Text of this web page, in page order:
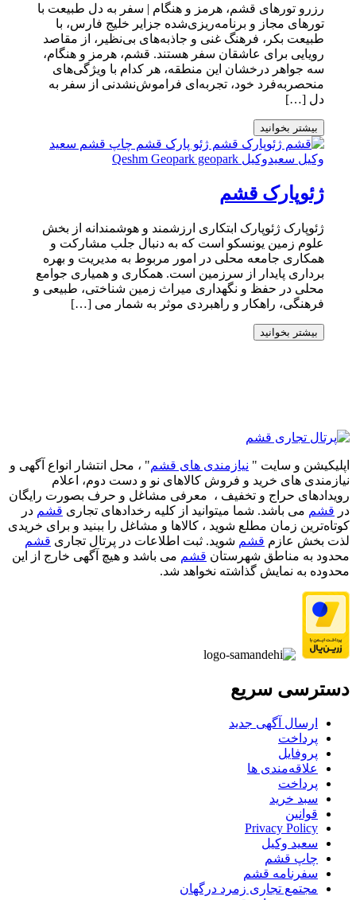
رزرو تورهای قشم، هرمز و هنگام | سفر به دل طبیعت با
تورهای مجاز و برنامه‌ریزی‌شده جزایر خلیج فارس، با
طبیعت بکر، فرهنگ غنی و جاذبه‌های بی‌نظیر، از مقاصد
رویایی برای عاشقان سفر هستند. قشم، هرمز و هنگام،
سه جواهر درخشان این منطقه، هر کدام با ویژگی‌های
منحصربه‌فرد خود، تجربه‌ای فراموش‌نشدنی از سفر به
دل […]
بیشتر بخوانید
ژئوپارک قشم
ژئوپارک ژئوپارک ابتکاری ارزشمند و هوشمندانه از بخش
علوم زمین یونسکو است که به دنبال جلب مشارکت و
همکاری جامعه محلی در امور مربوط به مدیریت و بهره
برداری پایدار از سرزمین است. همکاری و همیاری جوامع
محلی در حفظ و نگهداری میراث زمین شناختی، طبیعی و
فرهنگی، راهکار و راهبردی موثر به شمار می […]
بیشتر بخوانید
اپلیکیشن و سایت " نیازمندی های قشم" ، محل انتشار انواع آگهی و
نیازمندی های خرید و فروش کالاهای نو و دست‌ دوم، اعلام
رویدادهای حراج و تخفیف ، معرفی مشاغل و حرف بصورت رایگان
در قشم می باشد. شما میتوانید از کلیه رخدادهای تجاری قشم در
کوتاه‌ترین زمان مطلع شوید ، کالاها و مشاغل را ببنید و برای خریدی
لذت بخش عازم قشم شوید. ثبت اطلاعات در پرتال تجاری قشم
محدود به مناطق شهرستان قشم می باشد و هیچ آگهی خارج از این
محدوده به نمایش گذاشته نخواهد شد.
دسترسی سریع
ارسال آگهی جدید
پرداخت
پروفایل
علاقه‌مندی ها
پرداخت
سبد خرید
قوانین
Privacy Policy
سعید وکیل
چاپ قشم
سفرنامه قشم
مجتمع تجاری زمرد درگهان